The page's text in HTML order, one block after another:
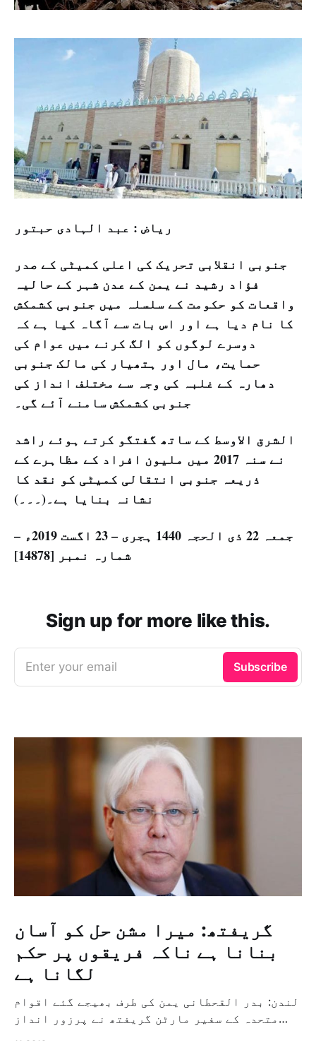
ریاض : عبد الہادی حبتور
جنوبی انقلابی تحریک کی اعلی کمیٹی کے صدر
فؤاد رشید نے یمن کے عدن شہر کے حالیہ
واقعات کو حکومت کے سلسلہ میں جنوبی کشمکش
کا نام دیا ہے اور اس بات سے آگاہ کیا ہے کہ
دوسرے لوگوں کو الگ کرنے میں عوام کی
حمایت، مال اور ہتھیار کی مالک جنوبی
دھارہ کے غلبہ کی وجہ سے مختلف انداز کی
جنوبی کشمکش سامنے آئے گی۔
الشرق الاوسط کے ساتھ گفتگو کرتے ہوئے راشد
نے سنہ 2017 میں ملیون افراد کے مظاہرے کے
ذریعہ جنوبی انتقالی کمیٹی کو نقد کا
نشانہ بنایا ہے۔(۔۔۔)
جمعہ 22 ذی الحجہ 1440 ہجری – 23 اگست 2019ء –
شمارہ نمبر [14878]
Sign up for more like this.
Enter your email Subscribe
گریفتھ: میرا مشن حل کو آسان
بنانا ہے ناکہ فریقوں پر حکم
لگانا ہے
لندن: بدر القحطانی یمن کی طرف بھیجے گئے اقوام
متحدہ کے سفیر مارٹن گریفتھ نے پرزور انداز